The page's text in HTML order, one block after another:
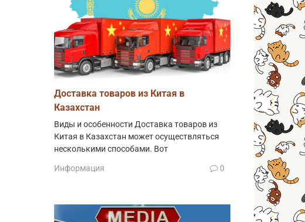
Доставка товаров из Китая в
Казахстан
Виды и особенности Доставка товаров из
Китая в Казахстан может осуществляться
несколькими способами. Вот
Информация 0